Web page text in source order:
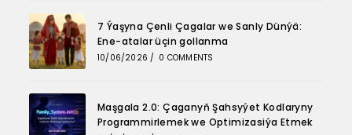
7 Ýaşyna Çenli Çagalar we Sanly Dünýä:
Ene-atalar üçin gollanma
10/06/2026 / 0 COMMENTS
Maşgala 2.0: Çaganyň Şahsyýet Kodlaryny
Programmirlemek we Optimizasiýa Etmek